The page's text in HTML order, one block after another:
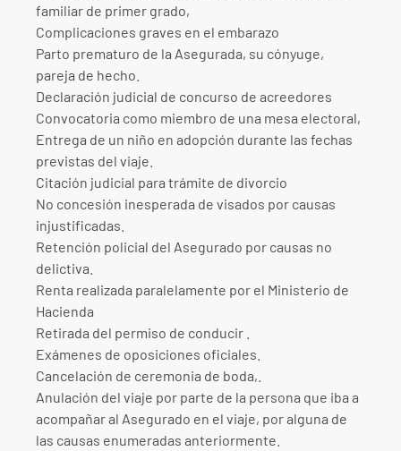
familiar de primer grado,
Complicaciones graves en el embarazo
Parto prematuro de la Asegurada, su cónyuge,
pareja de hecho.
Declaración judicial de concurso de acreedores
Convocatoria como miembro de una mesa electoral,
Entrega de un niño en adopción durante las fechas
previstas del viaje.
Citación judicial para trámite de divorcio
No concesión inesperada de visados por causas
injustificadas.
Retención policial del Asegurado por causas no
delictiva.
Renta realizada paralelamente por el Ministerio de
Hacienda
Retirada del permiso de conducir .
Exámenes de oposiciones oficiales.
Cancelación de ceremonia de boda,.
Anulación del viaje por parte de la persona que iba a
acompañar al Asegurado en el viaje, por alguna de
las causas enumeradas anteriormente.